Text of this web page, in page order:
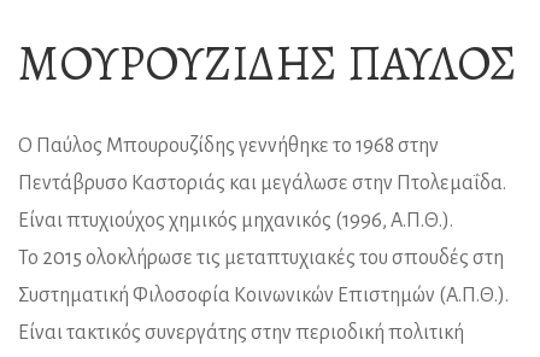
ΜΟΥΡΟΥΖΊΔΗΣ ΠΑΎΛΟΣ
Ο Παύλος Μπουρουζίδης γεννήθηκε το 1968 στην
Πεντάβρυσο Καστοριάς και μεγάλωσε στην Πτολεμαΐδα.
Είναι πτυχιούχος χημικός μηχανικός (1996, Α.Π.Θ.).
Το 2015 ολοκλήρωσε τις μεταπτυχιακές του σπουδές στη
Συστηματική Φιλοσοφία Κοινωνικών Επιστημών (Α.Π.Θ.).
Είναι τακτικός συνεργάτης στην περιοδική πολιτική